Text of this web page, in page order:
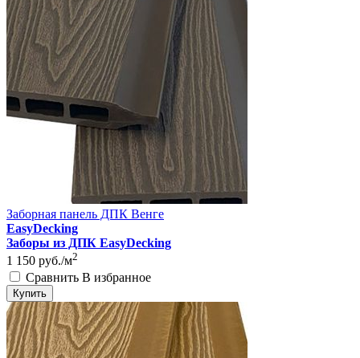
Заборная панель ДПК Венге
EasyDecking
Заборы из ДПК EasyDecking
1 150 руб./м2
Сравнить В избранное
Купить